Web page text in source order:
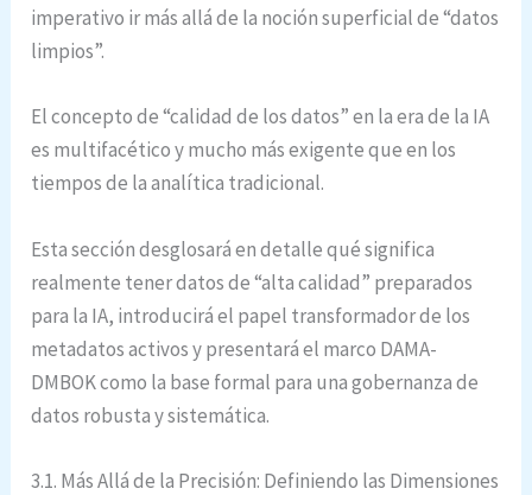
imperativo ir más allá de la noción superficial de “datos
limpios”.
El concepto de “calidad de los datos” en la era de la IA
es multifacético y mucho más exigente que en los
tiempos de la analítica tradicional.
Esta sección desglosará en detalle qué significa
realmente tener datos de “alta calidad” preparados
para la IA, introducirá el papel transformador de los
metadatos activos y presentará el marco DAMA-
DMBOK como la base formal para una gobernanza de
datos robusta y sistemática.
3.1. Más Allá de la Precisión: Definiendo las Dimensiones